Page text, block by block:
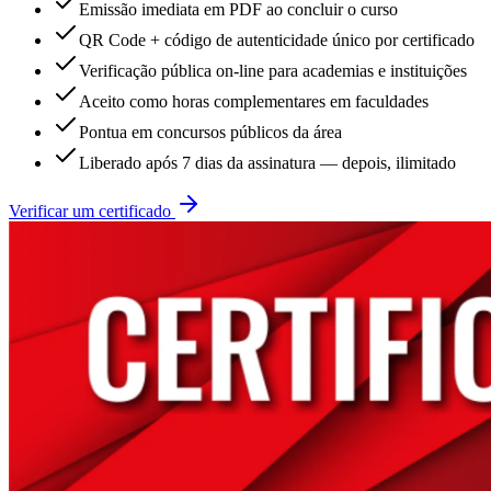
Emissão imediata em PDF ao concluir o curso
QR Code + código de autenticidade único por certificado
Verificação pública on-line para academias e instituições
Aceito como horas complementares em faculdades
Pontua em concursos públicos da área
Liberado após 7 dias da assinatura — depois, ilimitado
Verificar um certificado